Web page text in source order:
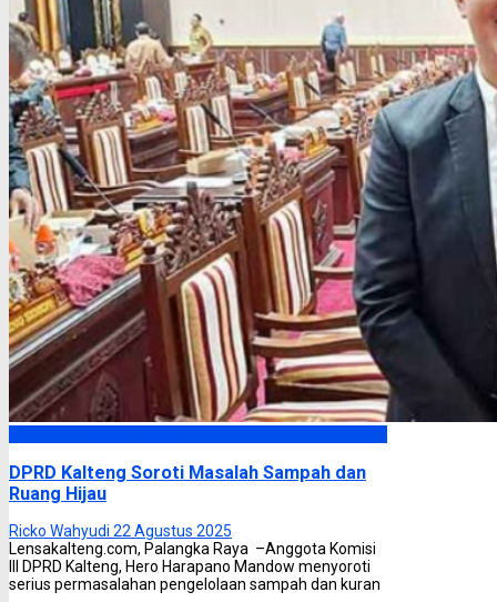
DPRD Kalteng Soroti Masalah Sampah dan
Ruang Hijau
Ricko Wahyudi 22 Agustus 2025
Lensakalteng.com, Palangka Raya –Anggota Komisi
III DPRD Kalteng, Hero Harapano Mandow menyoroti
serius permasalahan pengelolaan sampah dan kuran